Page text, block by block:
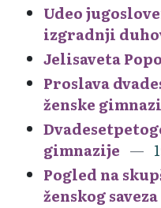
Udeo
izgradnji
Jelisaveta
Proslava
ženske
gimnazije
Pogled na
ženskog saveza